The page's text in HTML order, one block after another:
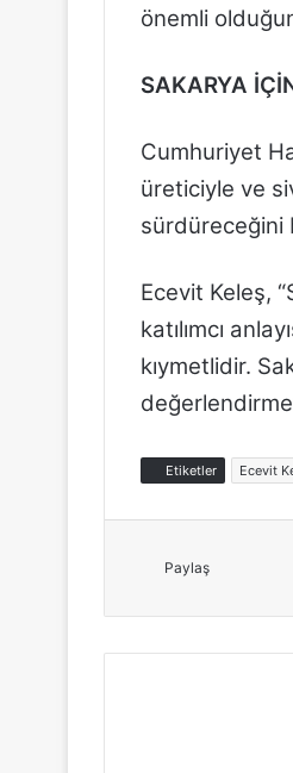
önemli
SAKARYA
Cumhuriyet
üreticiyle ve
sürdüreceğini
Ecevit Keleş,
katılımcı
kıymetlidir.
Etiketler Ecevit
Paylaş